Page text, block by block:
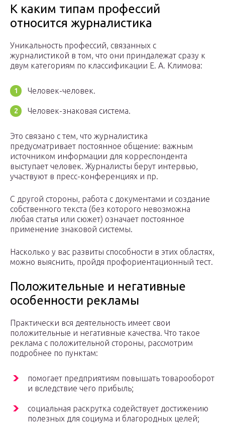
К каким типам профессий
относится журналистика
Уникальность профессий, связанных с
журналистикой в том, что они приндалежат сразу к
двум категориям по классификации Е. А. Климова:
Человек-человек.
Человек-знаковая система.
Это связано с тем, что журналистика
предусматривает постоянное общение: важным
источником информации для корреспондента
выступает человек. Журналисты берут интервью,
участвуют в пресс-конференциях и пр.
С другой стороны, работа с документами и создание
собственного текста (без которого невозможна
любая статья или сюжет) означает постоянное
применение знаковой системы.
Насколько у вас развиты способности в этих областях,
можно выяснить, пройдя профориентационный тест.
Положительные и негативные
особенности рекламы
Практически вся деятельность имеет свои
положительные и негативные качества. Что такое
реклама с положительной стороны, рассмотрим
подробнее по пунктам:
помогает предприятиям повышать товарооборот
и вследствие чего прибыль;
социальная раскрутка содействует достижению
полезных для социума и благородных целей;